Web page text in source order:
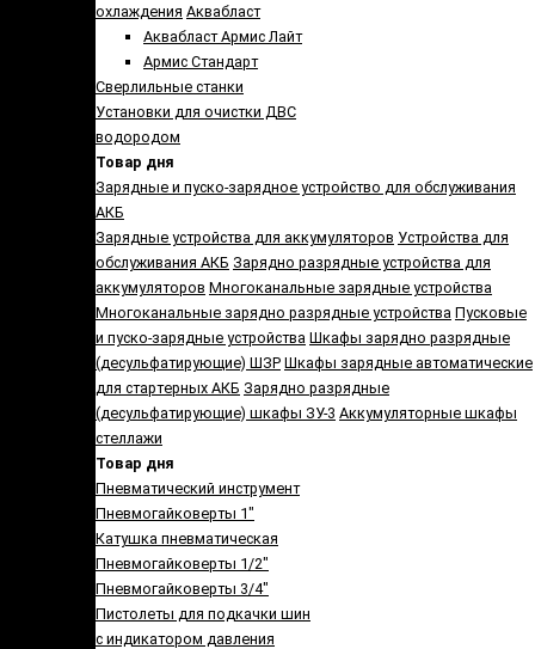
охлаждения Аквабласт
Аквабласт Армис Лайт
Армис Стандарт
Сверлильные станки
Установки для очистки ДВС
водородом
Товар дня
Зарядные и пуско-зарядное устройство для обслуживания
АКБ
Зарядные устройства для аккумуляторов Устройства для
обслуживания АКБ Зарядно разрядные устройства для
аккумуляторов Многоканальные зарядные устройства
Многоканальные зарядно разрядные устройства Пусковые
и пуско-зарядные устройства Шкафы зарядно разрядные
(десульфатирующие) ШЗР Шкафы зарядные автоматические
для стартерных АКБ Зарядно разрядные
(десульфатирующие) шкафы ЗУ-3 Аккумуляторные шкафы
стеллажи
Товар дня
Пневматический инструмент
Пневмогайковерты 1"
Катушка пневматическая
Пневмогайковерты 1/2"
Пневмогайковерты 3/4"
Пистолеты для подкачки шин
с индикатором давления